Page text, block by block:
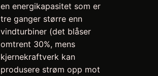
en energikapasitet som er
tre ganger større enn
vindturbiner (det blåser
omtrent 30%, mens
kjernekraftverk kan
produsere strøm opp mot